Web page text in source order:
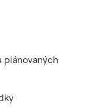
plánovaných